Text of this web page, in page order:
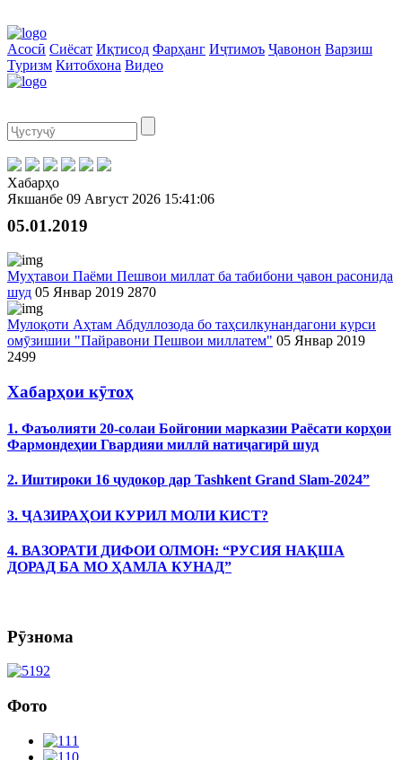
Асосӣ Сиёсат Иқтисод Фарҳанг Иҷтимоъ Ҷавонон Варзиш
Туризм Китобхона Видео
Хабарҳо
Якшанбе 09 Август 2026 15:41:06
05.01.2019
Муҳтавои Паёми Пешвои миллат ба табибони ҷавон расонида
шуд 05 Январ 2019 2870
Мулоқоти Аҳтам Абдуллозода бо таҳсилкунандагони курси
омӯзишии "Пайравони Пешвои миллатем" 05 Январ 2019
2499
Хабарҳои кӯтоҳ
1. Фаъолияти 20-солаи Бойгонии марказии Раёсати корҳои
Фармондеҳии Гвардияи миллӣ натиҷагирӣ шуд
2. Иштироки 16 ҷудокор дар Tashkent Grand Slam-2024”
3. ҶАЗИРАҲОИ КУРИЛ МОЛИ КИСТ?
4. ВАЗОРАТИ ДИФОИ ОЛМОН: “РУСИЯ НАҚША
ДОРАД БА МО ҲАМЛА КУНАД”
Рӯзнома
Фото